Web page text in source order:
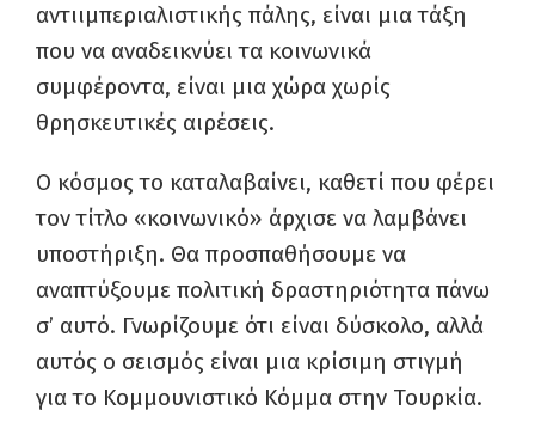
αντιιμπεριαλιστικής πάλης, είναι μια τάξη
που να αναδεικνύει τα κοινωνικά
συμφέροντα, είναι μια χώρα χωρίς
θρησκευτικές αιρέσεις.
Ο κόσμος το καταλαβαίνει, καθετί που φέρει
τον τίτλο «κοινωνικό» άρχισε να λαμβάνει
υποστήριξη. Θα προσπαθήσουμε να
αναπτύξουμε πολιτική δραστηριότητα πάνω
σ’ αυτό. Γνωρίζουμε ότι είναι δύσκολο, αλλά
αυτός ο σεισμός είναι μια κρίσιμη στιγμή
για το Κομμουνιστικό Κόμμα στην Τουρκία.